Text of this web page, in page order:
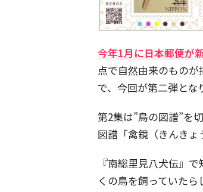
今年1月に日本郵便が
点で自然由来のもの
で、今回が第二弾とな
第2集は”鳥の図譜”を
図譜「禽鏡（きんきょ
『南総里見八犬伝』
くの鳥を飼っていた